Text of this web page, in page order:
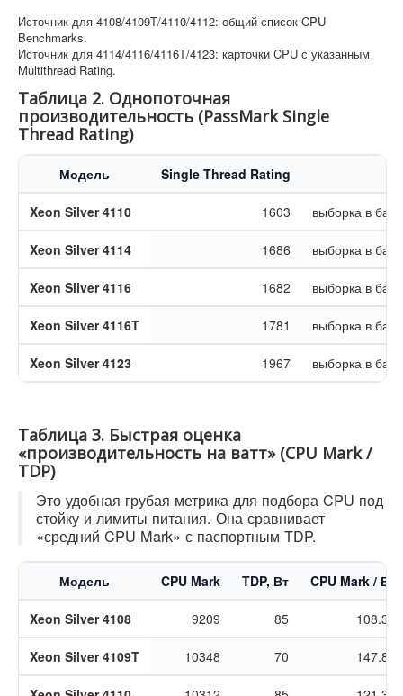
Источник для 4108/4109T/4110/4112: общий список CPU
Benchmarks.
Источник для 4114/4116/4116T/4123: карточки CPU с указанным
Multithread Rating.
Таблица 2. Однопоточная
производительность (PassMark Single
Thread Rating)
Модель Single Thread Rating
Xeon Silver 4110 1603 выборка в
Xeon Silver 4114 1686 выборка в
Xeon Silver 4116 1682 выборка в
Xeon Silver 4116T 1781 выборка в
Xeon Silver 4123 1967 выборка в
Таблица 3. Быстрая оценка
«производительность на ватт» (CPU Mark /
TDP)
Это удобная грубая метрика для подбора CPU под
стойку и лимиты питания. Она сравнивает
«средний CPU Mark» с паспортным TDP.
Модель CPU Mark TDP, Вт CPU Mark / Вт
Xeon Silver 4108 9209 85 108.34
Xeon Silver 4109T 10348 70 147.83